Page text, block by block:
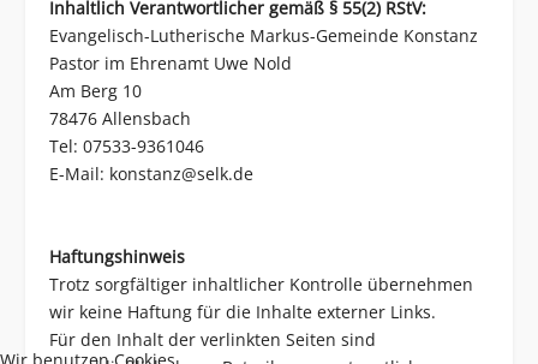
Inhaltlich Verantwortlicher gemäß § 55(2) RStV:
Evangelisch-Lutherische Markus-Gemeinde Konstanz
Pastor im Ehrenamt Uwe Nold
Am Berg 10
78476 Allensbach
Tel: 07533-9361046
E-Mail: konstanz@selk.de
Haftungshinweis
Trotz sorgfältiger inhaltlicher Kontrolle übernehmen
wir keine Haftung für die Inhalte externer Links.
Für den Inhalt der verlinkten Seiten sind